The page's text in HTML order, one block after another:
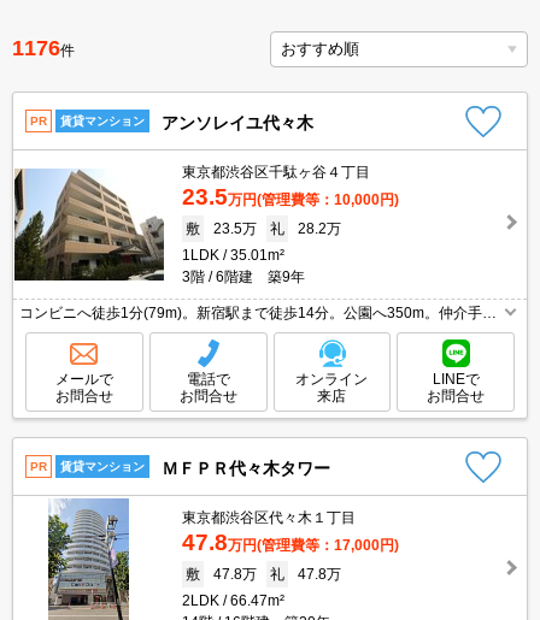
1176件
PR 賃貸マンション アンソレイユ代々木
東京都渋谷区千駄ヶ谷４丁目
23.5万円(管理費等：10,000円)
敷
23.5万 礼
28.2万
1LDK
35.01m²
3階
6階建 築9年
コンビニへ徒歩1分(79m)。新宿駅まで徒歩14分。公園へ350m。仲介手数
料家賃の0.55ヵ月分(税込)。エイブル女子割で仲介手数料家賃の0.55ヶ月
分より10％ＯＦＦ。カウンターキッチン。
メールで
お問合せ
電話で
お問合せ
オンライン
来店
LINEで
お問合せ
PR 賃貸マンション ＭＦＰＲ代々木タワー
東京都渋谷区代々木１丁目
47.8万円(管理費等：17,000円)
敷
47.8万 礼
47.8万
2LDK
66.47m²